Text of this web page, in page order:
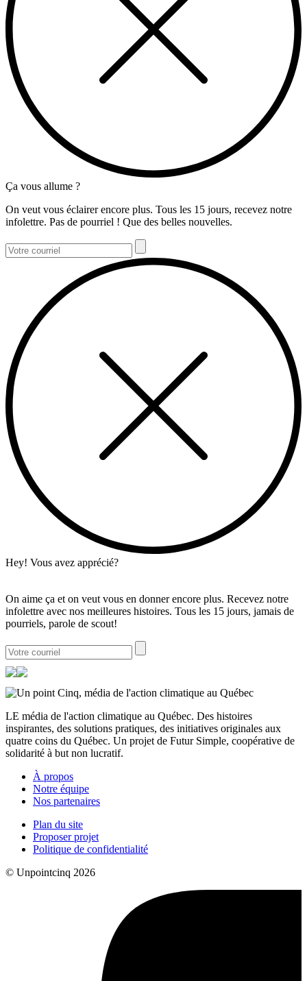
Ça vous allume ?
On veut vous éclairer encore plus. Tous les 15 jours, recevez notre
infolettre. Pas de pourriel ! Que des belles nouvelles.
Hey! Vous avez apprécié?
On aime ça et on veut vous en donner encore plus. Recevez notre
infolettre avec nos meilleures histoires. Tous les 15 jours, jamais de
pourriels, parole de scout!
LE média de l'action climatique au Québec. Des histoires
inspirantes, des solutions pratiques, des initiatives originales aux
quatre coins du Québec. Un projet de Futur Simple, coopérative de
solidarité à but non lucratif.
À propos
Notre équipe
Nos partenaires
Plan du site
Proposer projet
Politique de confidentialité
© Unpointcinq 2026